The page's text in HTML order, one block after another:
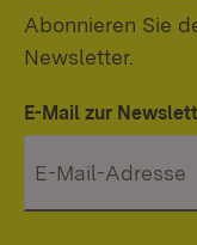
Abonnieren Sie
Newsletter.
E-Mail zur